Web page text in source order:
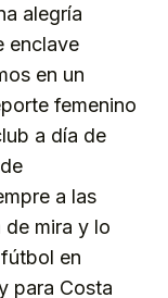
alegría
enclave
en un
femenino
a día de
a las
de mira y lo
en
para Costa